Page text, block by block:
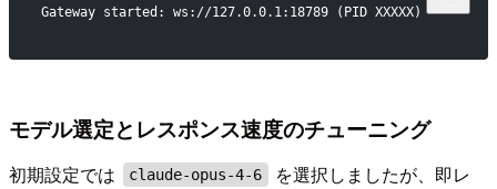
Gateway started: ws://127.0.0.1:18789 (PID XXXXX)
モデル選定とレスポンス速度のチューニング
初期設定では claude-opus-4-6
を選択しましたが、即レ